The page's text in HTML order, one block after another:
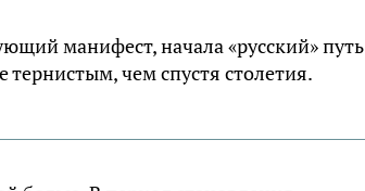
манифест, начала «русский» путь
чем спустя столетия.